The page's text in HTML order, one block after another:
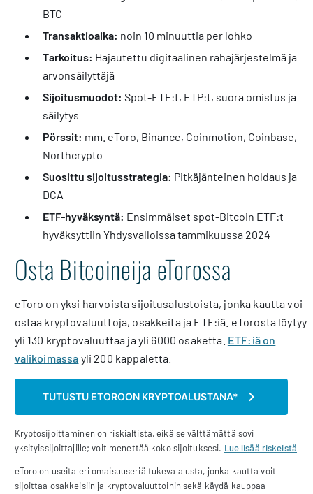
BTC
Transaktioaika: noin 10 minuuttia per lohko
Tarkoitus: Hajautettu digitaalinen rahajärjestelmä ja
arvonsäilyttäjä
Sijoitusmuodot: Spot-ETF:t, ETP:t, suora omistus ja
säilytys
Pörssit: mm. eToro, Binance, Coinmotion, Coinbase,
Northcrypto
Suosittu sijoitusstrategia: Pitkäjänteinen holdaus ja
DCA
ETF-hyväksyntä: Ensimmäiset spot-Bitcoin ETF:t
hyväksyttiin Yhdysvalloissa tammikuussa 2024
Osta Bitcoineija eTorossa
eToro on yksi harvoista sijoitusalustoista, jonka kautta voi
ostaa kryptovaluuttoja, osakkeita ja ETF:iä. eTorosta löytyy
yli 130 kryptovaluuttaa ja yli 6000 osaketta. ETF:iä on
valikoimassa yli 200 kappaletta.
TUTUSTU ETOROON KRYPTOALUSTANA*
Kryptosijoittaminen on riskialtista, eikä se välttämättä sovi
yksityissijoittajille; voit menettää koko sijoituksesi. Lue lisää riskeistä
eToro on useita eri omaisuuseriä tukeva alusta, jonka kautta voit
sijoittaa osakkeisiin ja kryptovaluuttoihin sekä käydä kauppaa